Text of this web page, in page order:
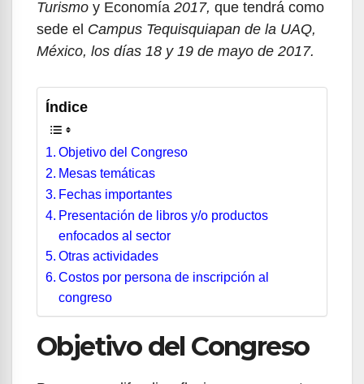
Turismo y Economía 2017, que tendrá como
sede el Campus Tequisquiapan de la UAQ,
México, los días 18 y 19 de mayo de 2017.
Índice
Objetivo del Congreso
Mesas temáticas
Fechas importantes
Presentación de libros y/o productos
enfocados al sector
Otras actividades
Costos por persona de inscripción al
congreso
Objetivo del Congreso